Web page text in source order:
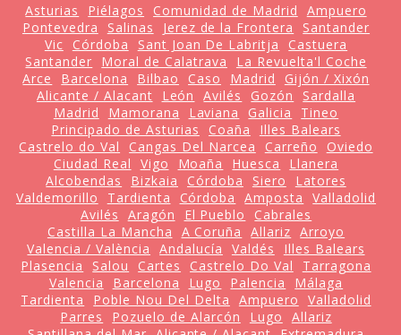
Asturias Piélagos Comunidad de Madrid
Ampuero
Pontevedra
Salinas Jerez de la Frontera
Santander
Vic
Córdoba Sant Joan De Labritja
Castuera
Santander
Moral de Calatrava
La Revuelta'l Coche
Arce
Barcelona Bilbao Caso Madrid
Gijón / Xixón
Alicante / Alacant
León Avilés Gozón
Sardalla
Madrid
Mamorana Laviana Galicia
Tineo
Principado de Asturias
Coaña
Illes Balears
Castrelo do Val
Cangas Del Narcea Carreño
Oviedo
Ciudad Real
Vigo Moaña Huesca
Llanera
Alcobendas
Bizkaia Córdoba Siero
Latores
Valdemorillo
Tardienta Córdoba Amposta
Valladolid
Avilés
Aragón El Pueblo
Cabrales
Castilla La Mancha
A Coruña Allariz Arroyo
Valencia / València
Andalucía Valdés
Illes Balears
Plasencia
Salou Cartes Castrelo Do Val
Tarragona
Valencia
Barcelona Lugo Palencia
Málaga
Tardienta
Poble Nou Del Delta Ampuero
Valladolid
Parres
Pozuelo de Alarcón Lugo
Allariz